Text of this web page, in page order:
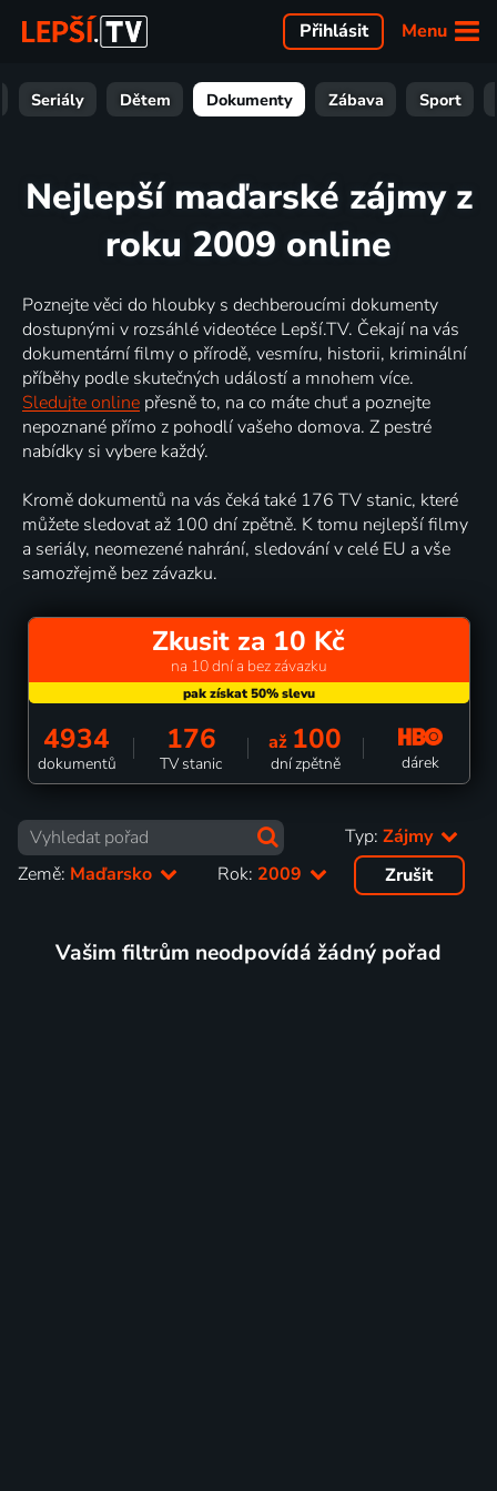
Menu
Přihlásit
Seriály Dětem Dokumenty Zábava Sport
Nejlepší maďarské zájmy z
roku 2009 online
Poznejte věci do hloubky s dechberoucími dokumenty
dostupnými v rozsáhlé videotéce Lepší.TV. Čekají na vás
dokumentární filmy o přírodě, vesmíru, historii, kriminální
příběhy podle skutečných událostí a mnohem více.
Sledujte online přesně to, na co máte chuť a poznejte
nepoznané přímo z pohodlí vašeho domova. Z pestré
nabídky si vybere každý.
Kromě dokumentů na vás čeká také 176 TV stanic, které
můžete sledovat až 100 dní zpětně. K tomu nejlepší filmy
a seriály, neomezené nahrání, sledování v celé EU a vše
samozřejmě bez závazku.
Zkusit za 10 Kč
na 10 dní a bez závazku
4934
dokumentů
176
TV stanic
až 100
dní zpětně dárek
Typ: Zájmy
Země: Maďarsko Rok: 2009 Zrušit
Vašim filtrům neodpovídá žádný pořad